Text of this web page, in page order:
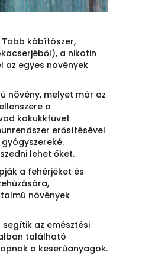
kábítószer,
a nikotin
az egyes növények
növény, melyet már az
a
kakukkfüvet
erősítésével
lehet őket.
a fehérjéket és
növények
az emésztési
található
a keserűanyagok.